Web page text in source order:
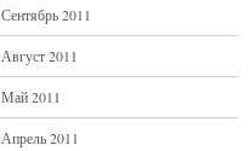
Сентябрь 2011
Август 2011
Май 2011
Апрель 2011